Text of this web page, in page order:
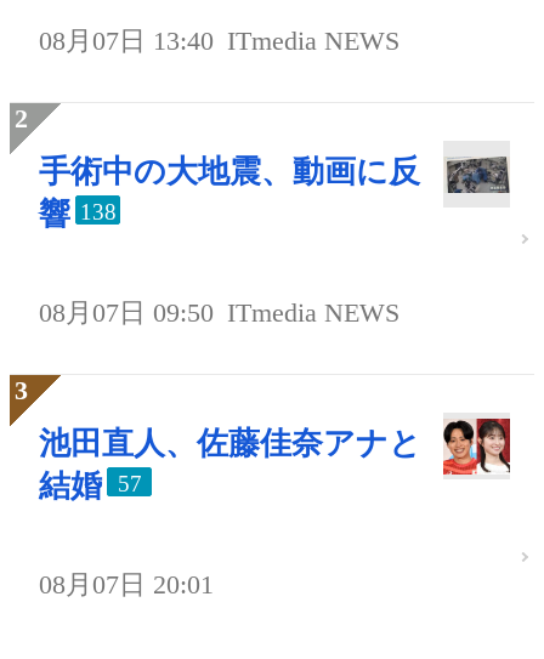
08月07日 13:40 ITmedia NEWS
手術中の大地震、動画に反
響 138
08月07日 09:50 ITmedia NEWS
池田直人、佐藤佳奈アナと
結婚
57
08月07日 20:01